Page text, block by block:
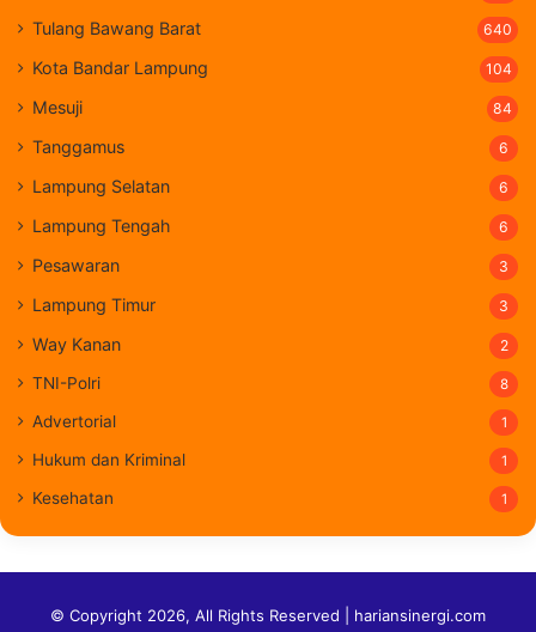
Tulang Bawang Barat 640
Kota Bandar Lampung 104
Mesuji 84
Tanggamus 6
Lampung Selatan 6
Lampung Tengah 6
Pesawaran 3
Lampung Timur 3
Way Kanan 2
TNI-Polri 8
Advertorial 1
Hukum dan Kriminal 1
Kesehatan 1
© Copyright 2026, All Rights Reserved | hariansinergi.com